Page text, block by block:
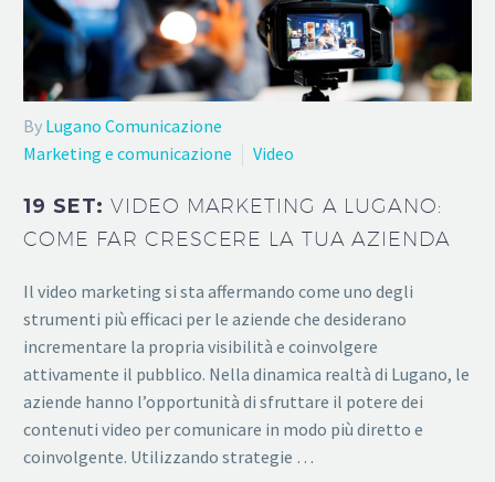
By Lugano Comunicazione
Marketing e comunicazione
Video
19 SET:VIDEO MARKETING A LUGANO:
COME FAR CRESCERE LA TUA AZIENDA
Il video marketing si sta affermando come uno degli
strumenti più efficaci per le aziende che desiderano
incrementare la propria visibilità e coinvolgere
attivamente il pubblico. Nella dinamica realtà di Lugano, le
aziende hanno l’opportunità di sfruttare il potere dei
contenuti video per comunicare in modo più diretto e
coinvolgente. Utilizzando strategie …